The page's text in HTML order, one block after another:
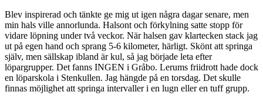
Blev inspirerad och tänkte ge mig ut igen några dagar senare, men
min hals ville annorlunda. Halsont och förkylning satte stopp för
vidare löpning under två veckor. När halsen gav klartecken stack jag
ut på egen hand och sprang 5-6 kilometer, härligt. Skönt att springa
själv, men sällskap ibland är kul, så jag började leta efter
löpargrupper. Det fanns INGEN i Gråbo. Lerums friidrott hade dock
en löparskola i Stenkullen. Jag hängde på en torsdag. Det skulle
finnas möjlighet att springa intervaller i en lugn eller en tuff grupp.